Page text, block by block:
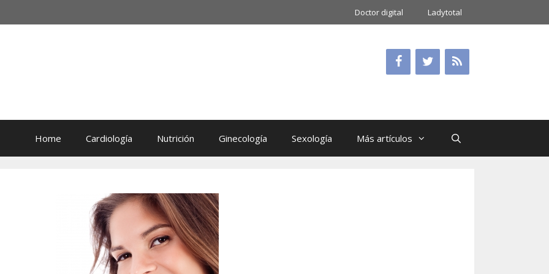
Doctor digital Ladytotal
Home Cardiología Nutrición Ginecología Sexología Más artículos